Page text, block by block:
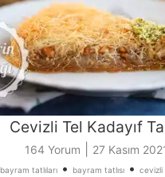
Cevizli Tel Kadayıf
164 Yorum 27 Kasım
bayram tatlıları • bayram tatlısı • cevizli